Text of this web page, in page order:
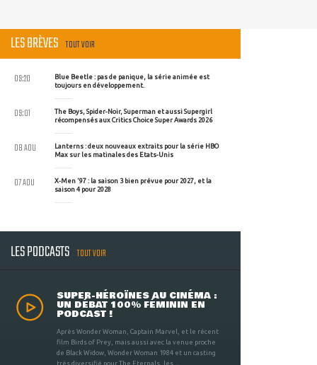
LES BRÈVES TOUT VOIR
Blue Beetle : pas de panique, la série animée est
toujours en développement.
09:20
The Boys, Spider-Noir, Superman et aussi Supergirl
récompensés aux Critics Choice Super Awards 2026
09:01
Lanterns : deux nouveaux extraits pour la série HBO
Max sur les matinales des Etats-Unis
08 AOU
X-Men '97 : la saison 3 bien prévue pour 2027, et la
saison 4 pour 2028
07 AOU
LES PODCASTS TOUT VOIR
SUPER-HÉROÏNES AU CINÉMA :
UN DÉBAT 100% FÉMININ EN
PODCAST !
Après Wonder Woman, Captain Marvel, et le récent
film Birds of Prey, mais aussi avec la venue proche
de Black Widow, Wonder Woman 1984 et un casting
très diversifié pour The Eternals, les ...